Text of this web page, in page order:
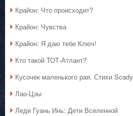
Крайон: Что происходит?
Крайон: Чувства
Крайон: Я даю тебе Ключ!
Кто такой ТОТ-Атлант?
Кусочек маленького рая. Стихи Scady
Лао-Цзы
Леди Гуань Инь: Дети Вселенной